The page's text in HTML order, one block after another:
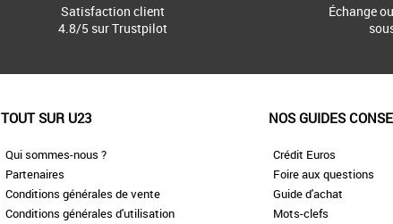
Satisfaction client
4.8/5 sur Trustpilot
Échange
TOUT SUR U23
Qui sommes-nous ?
Partenaires
Conditions générales de vente
Conditions générales d'utilisation
NOS GUIDES
Crédit Euros
Foire aux questions
Guide d'achat
Mots-clefs